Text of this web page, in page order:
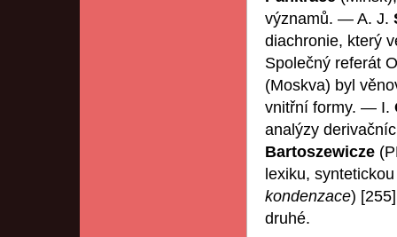
významů. — A. J.
diachronie, který
Společný referát
(Moskva) byl
vnitřní formy. — I.
analýzy
Bartoszewicze
lexiku,
kondenzace)
druhé.